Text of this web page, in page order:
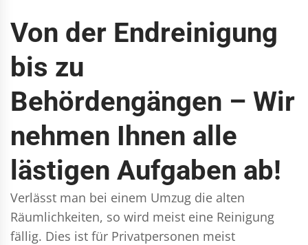
Von der Endreinigung
bis zu
Behördengängen – Wir
nehmen Ihnen alle
lästigen Aufgaben ab!
Verlässt man bei einem Umzug die alten
Räumlichkeiten, so wird meist eine Reinigung
fällig. Dies ist für Privatpersonen meist